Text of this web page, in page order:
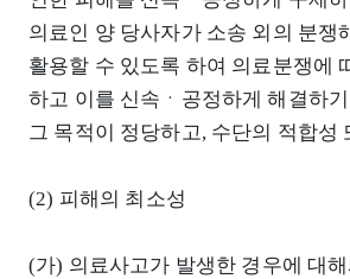
의료인 양 당사자가 소송 외의 분쟁
활용할 수 있도록 하여 의료분쟁에
하고 이를 신속ㆍ공정하게 해결하
그 목적이 정당하고, 수단의 적합성
(2) 피해의 최소성
(가) 의료사고가 발생한 경우에 대